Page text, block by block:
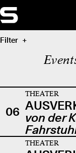
Filter
06
THEATER
von der
THEATER